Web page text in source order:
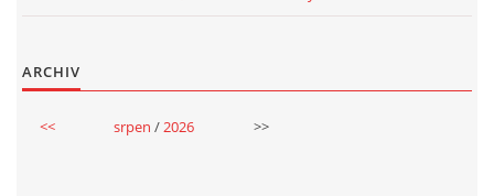
ARCHIV
<< srpen / 2026 >>